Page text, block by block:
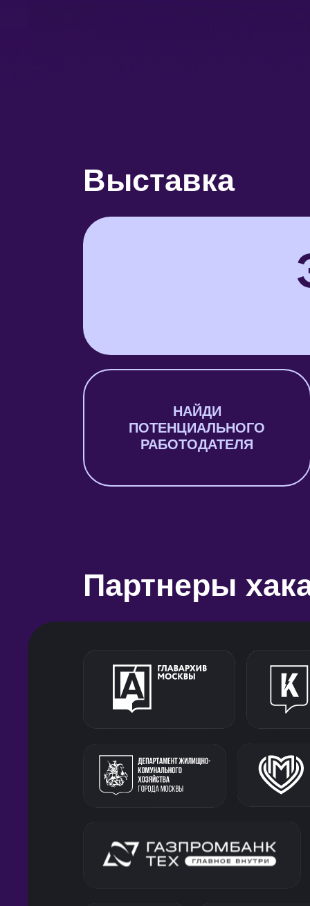
НАЙДИ
ПОТЕНЦИАЛЬНОГО
РАБОТОДАТЕЛЯ
Выставка
Партнеры